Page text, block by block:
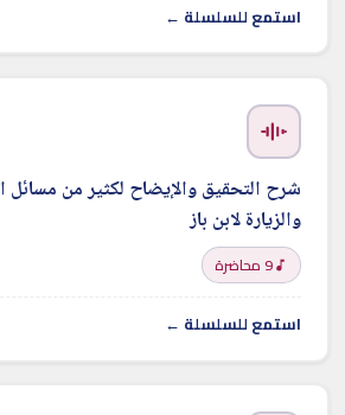
استمع للسلسلة ←
شرح التحقيق والإيضاح لكثير من مسائل
والزيارة لابن باز
9 محاضرة
استمع للسلسلة ←